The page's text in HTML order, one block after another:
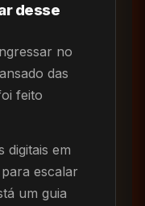
desse
no
das
feito
digitais em
escalar
um guia